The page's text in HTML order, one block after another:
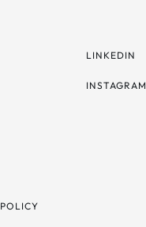
LINKEDIN
INSTAGRAM